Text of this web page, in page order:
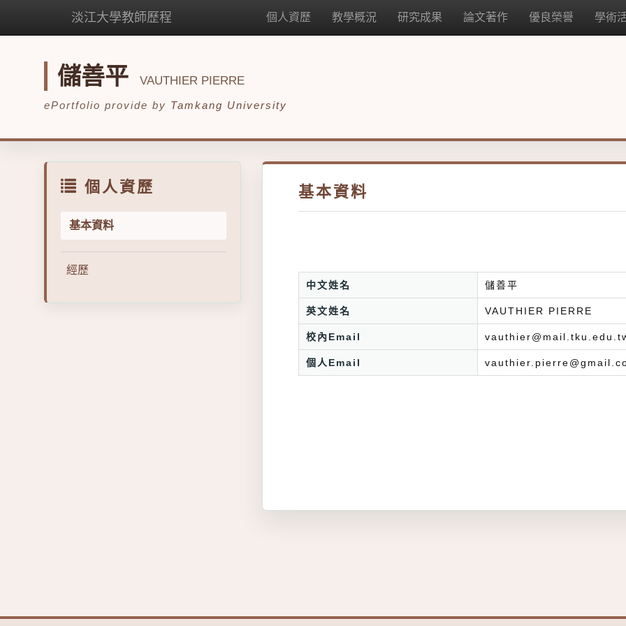
淡江大學教師歷程 個人資歷 教學概況 研究成果 論文著作 優良榮譽 學術
儲善平 VAUTHIER PIERRE
ePortfolio provide by Tamkang University
個人資歷
基本資料
經歷
基本資料
中文姓名 儲善平
英文姓名 VAUTHIER PIERRE
校內Email
個人Email